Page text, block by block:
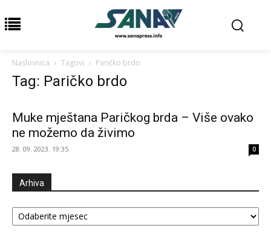
Naslovnica Tagovi Paričko brdo
Tag: Paričko brdo
Muke mještana Paričkog brda – Više ovako
ne možemo da živimo
28. 09. 2023. 19:35 0
Arhiva
Arhiva